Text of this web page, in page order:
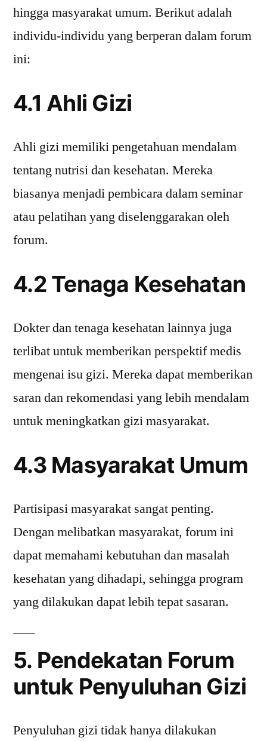
hingga masyarakat umum. Berikut adalah
individu-individu yang berperan dalam forum
ini:
4.1 Ahli Gizi
Ahli gizi memiliki pengetahuan mendalam
tentang nutrisi dan kesehatan. Mereka
biasanya menjadi pembicara dalam seminar
atau pelatihan yang diselenggarakan oleh
forum.
4.2 Tenaga Kesehatan
Dokter dan tenaga kesehatan lainnya juga
terlibat untuk memberikan perspektif medis
mengenai isu gizi. Mereka dapat memberikan
saran dan rekomendasi yang lebih mendalam
untuk meningkatkan gizi masyarakat.
4.3 Masyarakat Umum
Partisipasi masyarakat sangat penting.
Dengan melibatkan masyarakat, forum ini
dapat memahami kebutuhan dan masalah
kesehatan yang dihadapi, sehingga program
yang dilakukan dapat lebih tepat sasaran.
5. Pendekatan Forum
untuk Penyuluhan Gizi
Penyuluhan gizi tidak hanya dilakukan